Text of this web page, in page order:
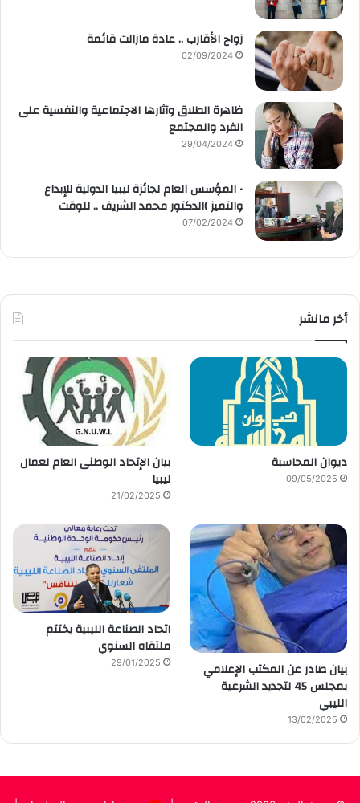
زواج الأقارب .. عادة مازالت قائمة
02/09/2024
ظاهرة الطلاق وآثارها الاجتماعية والنفسية على
الفرد والمجتمع
29/04/2024
• المؤسس العام لجائزة ليبيا الدولية للإبداع
والتميز )الدكتور محمد الشريف .. للوقت
07/02/2024
أخر مانشر
ديوان المحاسبة
09/05/2025
بيان الإتحاد الوطنى العام لعمال
ليبيا
21/02/2025
بيان صادر عن المكتب الإعلامي
بمجلس 45 لتجديد الشرعية
الليبي
13/02/2025
اتحاد الصناعة الليبية يختتم
ملتقاه السنوي
29/01/2025